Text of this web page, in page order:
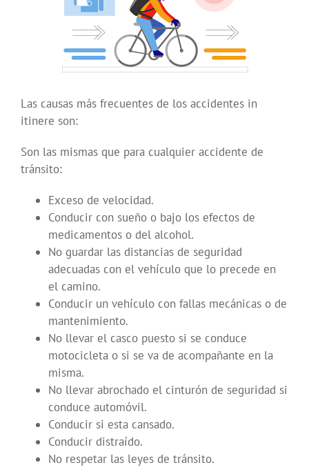
Las causas más frecuentes de los accidentes in
itinere son:
Son las mismas que para cualquier accidente de
tránsito:
Exceso de velocidad.
Conducir con sueño o bajo los efectos de
medicamentos o del alcohol.
No guardar las distancias de seguridad
adecuadas con el vehículo que lo precede en
el camino.
Conducir un vehículo con fallas mecánicas o de
mantenimiento.
No llevar el casco puesto si se conduce
motocicleta o si se va de acompañante en la
misma.
No llevar abrochado el cinturón de seguridad si
conduce automóvil.
Conducir si esta cansado.
Conducir distraído.
No respetar las leyes de tránsito.